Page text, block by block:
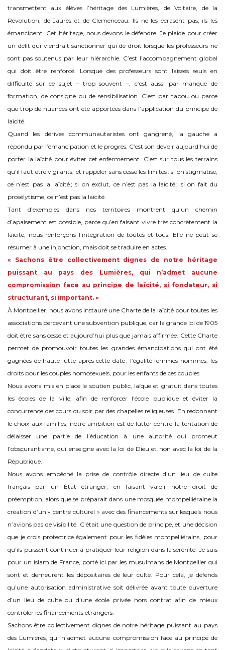
transmettent aux élèves l’héritage des Lumières, de Voltaire, de la
Révolution, de Jaurès et de Clemenceau. Ils ne les écrasent pas, ils les
émancipent. Cet héritage, nous devons le défendre. Je plaide pour créer
un délit qui viendrait sanctionner qui de droit lorsque les professeurs ne
sont pas soutenus par leur hiérarchie. C’est l’accompagnement global
qui doit être renforcé. Lorsque des professeurs sont laissés seuls en
difficulté sur ce sujet – trop souvent –, c’est aussi par manque de
formation, de consigne ou de sensibilisation. C’est par tabou ou parce
que trop de nuances ont été apportées dans l’application du principe de
laïcité.
Quand les dérives communautaristes ont gangrené, la gauche a
répondu par l’émancipation et le progrès. C’est son devoir aujourd’hui de
porter la laïcité pour éviter cet enfermement. C’est sur tous les terrains
qu’il faut être vigilants, et rappeler sans cesse les limites : si on stigmatise,
ce n’est pas la laïcité ; si on exclut, ce n’est pas la laïcité ; si on fait du
prosélytisme, ce n’est pas la laïcité.
Tant d’exemples dans nos territoires montrent qu’un chemin
d’apaisement est possible, parce qu’en faisant vivre très concrètement la
laïcité, nous renforçons l’intégration de toutes et tous. Elle ne peut se
résumer à une injonction, mais doit se traduire en actes.
« Sachons être collectivement dignes de notre héritage
puissant au pays des Lumières, qui n’admet aucune
compromission face au principe de laïcité, si fondateur, si
structurant, si important. »
À Montpellier, nous avons instauré une Charte de la laïcité pour toutes les
associations percevant une subvention publique, car la grande loi de 1905
doit être sans cesse et aujourd’hui plus que jamais affirmée. Cette Charte
permet de promouvoir toutes les grandes émancipations qui ont été
gagnées de haute lutte après cette date : l’égalité femmes-hommes, les
droits pour les couples homosexuels, pour les enfants de ces couples.
Nous avons mis en place le soutien public, laïque et gratuit dans toutes
les écoles de la ville, afin de renforcer l’école publique et éviter la
concurrence des cours du soir par des chapelles religieuses. En redonnant
le choix aux familles, notre ambition est de lutter contre la tentation de
délaisser une partie de l’éducation à une autorité qui promeut
l’obscurantisme, qui enseigne avec la loi de Dieu et non avec la loi de la
République.
Nous avons empêché la prise de contrôle directe d’un lieu de culte
français par un État étranger, en faisant valoir notre droit de
préemption, alors que se préparait dans une mosquée montpelliéraine la
création d’un « centre culturel » avec des financements sur lesquels nous
n’avions pas de visibilité. C’était une question de principe, et une décision
que je crois protectrice également pour les fidèles montpelliérains, pour
qu’ils puissent continuer à pratiquer leur religion dans la sérénité. Je suis
pour un islam de France, porté ici par les musulmans de Montpellier qui
sont et demeurent les dépositaires de leur culte. Pour cela, je défends
qu’une autorisation administrative soit délivrée avant toute ouverture
d’un lieu de culte ou d’une école privée hors contrat afin de mieux
contrôler les financements étrangers.
Sachons être collectivement dignes de notre héritage puissant au pays
des Lumières, qui n’admet aucune compromission face au principe de